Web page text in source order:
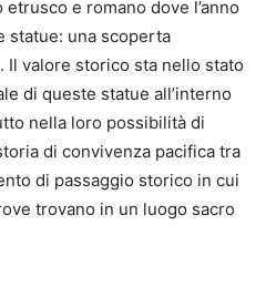
e romano dove l’anno
statue: una scoperta
Il valore storico sta nello stato
di queste statue all’interno
nella loro possibilità di
di convivenza pacifica tra
di passaggio storico in cui
trovano in un luogo sacro